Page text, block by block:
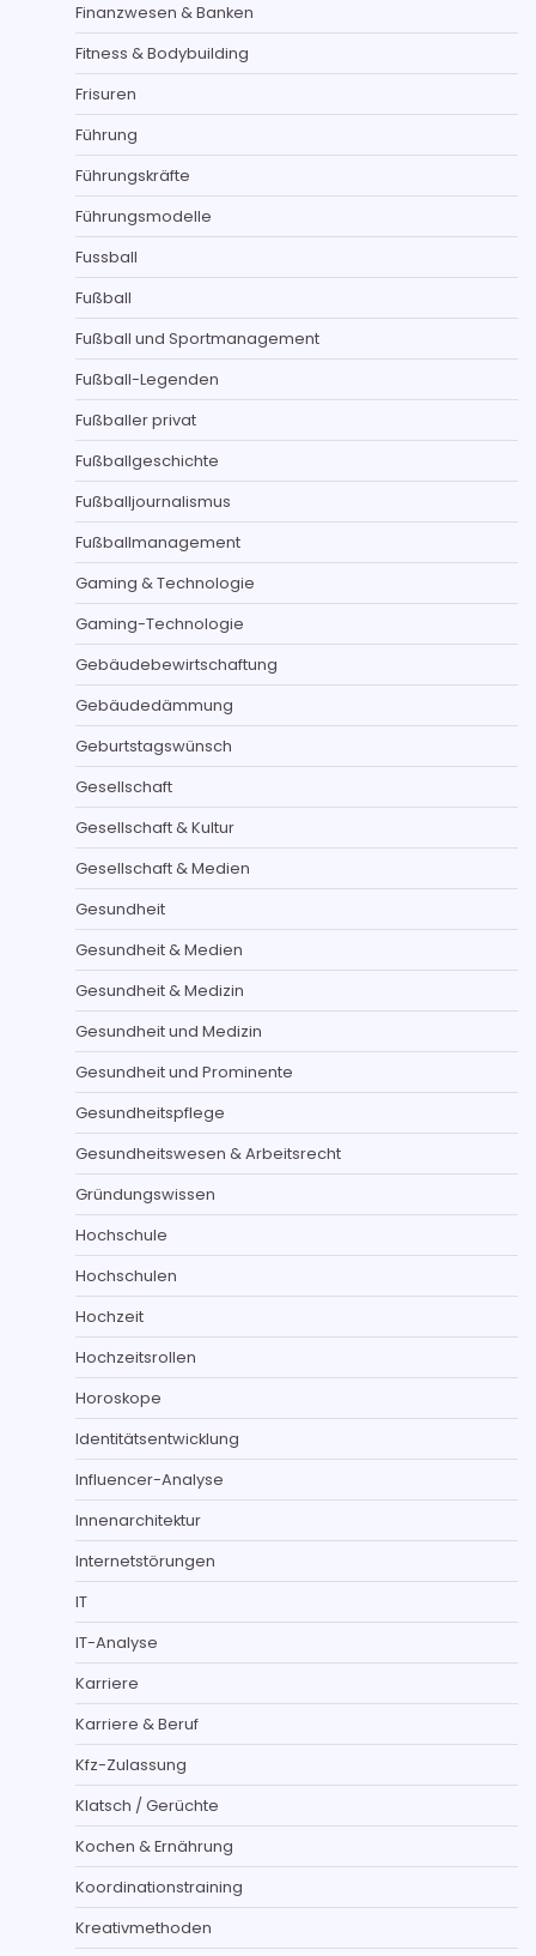
Finanzwesen & Banken
Fitness & Bodybuilding
Frisuren
Führung
Führungskräfte
Führungsmodelle
Fussball
Fußball
Fußball und Sportmanagement
Fußball-Legenden
Fußballer privat
Fußballgeschichte
Fußballjournalismus
Fußballmanagement
Gaming & Technologie
Gaming-Technologie
Gebäudebewirtschaftung
Gebäudedämmung
Geburtstagswünsch
Gesellschaft
Gesellschaft & Kultur
Gesellschaft & Medien
Gesundheit
Gesundheit & Medien
Gesundheit & Medizin
Gesundheit und Medizin
Gesundheit und Prominente
Gesundheitspflege
Gesundheitswesen & Arbeitsrecht
Gründungswissen
Hochschule
Hochschulen
Hochzeit
Hochzeitsrollen
Horoskope
Identitätsentwicklung
Influencer-Analyse
Innenarchitektur
Internetstörungen
IT
IT-Analyse
Karriere
Karriere & Beruf
Kfz-Zulassung
Klatsch / Gerüchte
Kochen & Ernährung
Koordinationstraining
Kreativmethoden